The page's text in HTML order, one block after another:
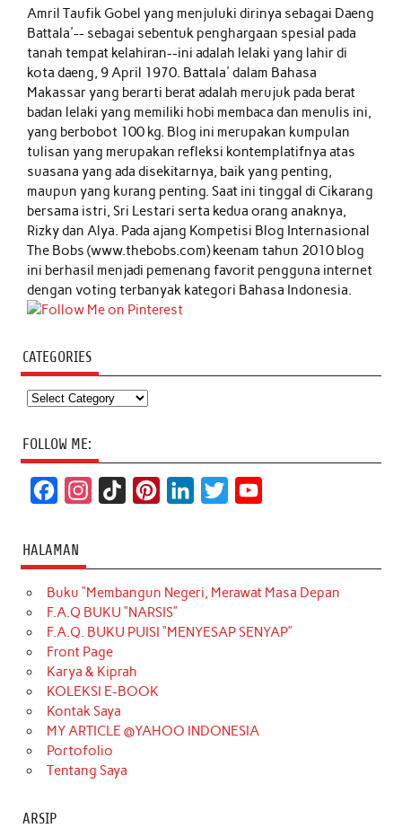
Amril Taufik Gobelyang menjuluki dirinya sebagai Daeng
Battala'-- sebagai sebentuk penghargaan spesial pada
tanah tempat kelahiran--ini adalah lelaki yang lahir di
kota daeng, 9 April 1970. Battala' dalam Bahasa
Makassar yang berarti berat adalah merujuk pada berat
badan lelaki yang memiliki hobi membaca dan menulis ini,
yang berbobot 100 kg. Blog ini merupakan kumpulan
tulisan yang merupakan refleksi kontemplatifnya atas
suasana yang ada disekitarnya, baik yang penting,
maupun yang kurang penting. Saat ini tinggal di Cikarang
bersama istri, Sri Lestari serta kedua orang anaknya,
Rizky dan Alya. Pada ajang Kompetisi Blog Internasional
The Bobs (www.thebobs.com) keenam tahun 2010 blog
ini berhasil menjadi pemenang favorit pengguna internet
dengan voting terbanyak kategori Bahasa Indonesia.
CATEGORIES
Categories
FOLLOW ME:
c
e
b
o
o
k
t
a
g
r
a
m
T
o
k
t
e
r
k
e
d
t
t
e
T
u
b
HALAMAN
Buku “Membangun Negeri, Merawat Masa Depan
F.A.Q BUKU “NARSIS”
F.A.Q. BUKU PUISI “MENYESAP SENYAP”
Front Page
Karya & Kiprah
KOLEKSI E-BOOK
Kontak Saya
MY ARTICLE @YAHOO INDONESIA
Portofolio
Tentang Saya
ARSIP